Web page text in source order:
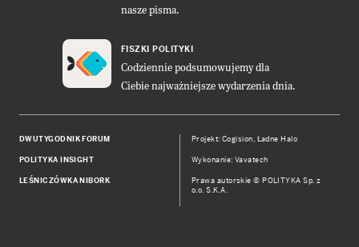
nasze pisma.
FISZKI POLITYKI
Codziennie podsumowujemy dla
Ciebie najważniejsze wydarzenia dnia.
DWUTYGODNIK FORUM
POLITYKA INSIGHT
LEŚNICZÓWKA NIBORK
Projekt:Cogision, Ładne Halo
Wykonanie: Vavatech
Prawa autorskie © POLITYKA Sp. z
o.o. S.K.A.